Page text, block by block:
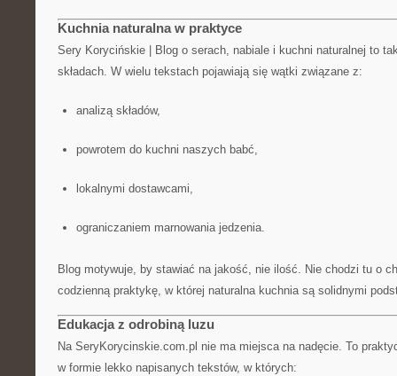
Kuchnia naturalna w praktyce
Sery Korycińskie | Blog o serach, nabiale i kuchni naturalnej to
składach. W wielu tekstach pojawiają się wątki związane z:
analizą składów,
powrotem do kuchni naszych babć,
lokalnymi dostawcami,
ograniczaniem marnowania jedzenia.
Blog motywuje, by stawiać na jakość, nie ilość. Nie chodzi tu o
codzienną praktykę, w której naturalna kuchnia są solidnymi
Edukacja z odrobiną luzu
Na SeryKorycinskie.com.pl nie ma miejsca na nadęcie. To
w formie lekko napisanych tekstów, w których: